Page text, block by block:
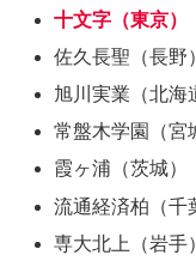
十文字（東京）
佐久長聖（長
旭川実業（北
常盤木学園（
霞ヶ浦（茨城
流通経済柏（
専大北上（岩